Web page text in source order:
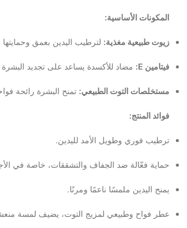
المكونات الأساسية:
زيوت طبيعية مغذية: لترطيب اليدين بعمق
فيتامين E: مضاد للأكسدة يساعد على تجديد
مستخلصات التوت الطبيعي: تمنح البشرة رائحة
فوائد المنتج:
ترطيب فوري وطويل الأمد لليدين.
حماية فعّالة ضد الجفاف والتشققات، خاصة في
يمنح اليدين ملمسًا ناعمًا ومرنًا.
عطر فواح وطبيعي لمزيج التوت، يضيف لمسة